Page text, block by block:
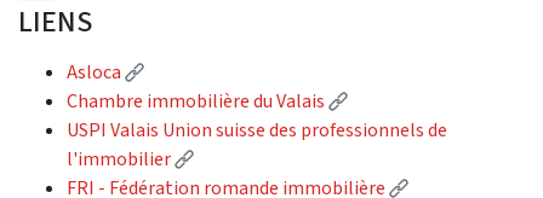
LIENS
Asloca
(External link)
Chambre immobilière du Valais
(External link)
USPI Valais Union suisse des professionnels de
l'immobilier
(External link)
FRI - Fédération romande immobilière
(External link)